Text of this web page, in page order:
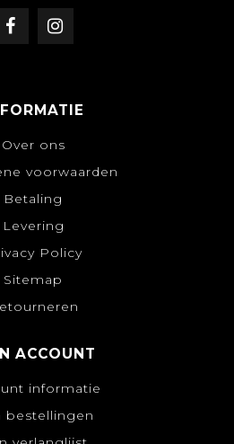
Over ons
voorwaarden
Betaling
Levering
Policy
Sitemap
ACCOUNT
informatie
bestellingen